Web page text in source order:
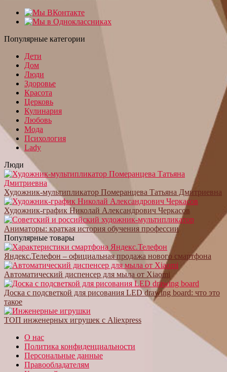
Популярные категории
Дети
Дом
Люди
Здоровье
Красота
Церковь
Кулинария
Любовь
Мода
Психология
Lady
Люди
Художник-мультипликатор Померанцева Татьяна Дмитриевна
Художник-график Николай Александрович Черкасов
Аниматоры: краткая история обучения профессии
Популярные товары
Яндекс.Телефон – официальная продажа нового смартфона
Автоматический диспенсер для мыла от Xiaomi
Доска с подсветкой для рисования LED drawing board: что это
такое
ТОП инженерных игрушек с Aliexpress
О нас
Политика конфиденциальности
Персональные данные
Правообладателям